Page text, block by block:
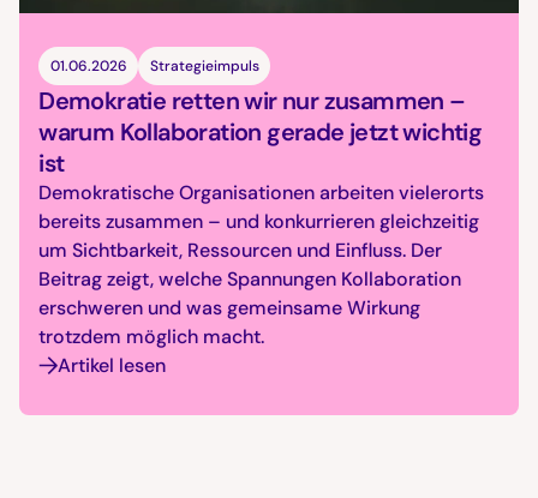
01.06.2026 Strategieimpuls
Demokratie retten wir nur zusammen –
warum Kollaboration gerade jetzt wichtig
ist
Demokratische Organisationen arbeiten vielerorts
bereits zusammen – und konkurrieren gleichzeitig
um Sichtbarkeit, Ressourcen und Einfluss. Der
Beitrag zeigt, welche Spannungen Kollaboration
erschweren und was gemeinsame Wirkung
trotzdem möglich macht.
Artikel lesen